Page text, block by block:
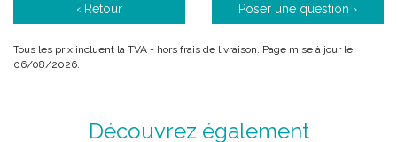
Après 2 mois d' utilisation, les volontaires ont constaté une
Texture crème fluide.
‹ Retour Poser une question ›
Tous les prix incluent la TVA - hors frais de livraison. Page mise à jour le
06/08/2026.
Découvrez également